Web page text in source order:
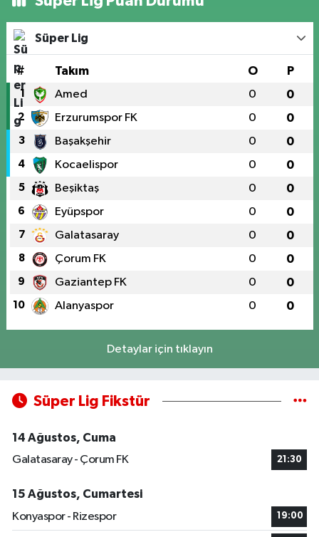
Süper Lig
# Takım O P
1 Amed 0 0
2 Erzurumspor FK 0 0
3 Başakşehir 0 0
4 Kocaelispor 0 0
5 Beşiktaş 0 0
6 Eyüpspor 0 0
7 Galatasaray 0 0
8 Çorum FK 0 0
9 Gaziantep FK 0 0
10 Alanyaspor 0 0
Detaylar için tıklayın
Süper Lig Fikstür
14 Ağustos, Cuma
Galatasaray - Çorum FK
21:30
15 Ağustos, Cumartesi
Konyaspor - Rizespor
19:00